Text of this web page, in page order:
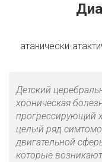
атанически-
Детский
хроническая
прогрессирующий
целый ряд
двигательной
которые